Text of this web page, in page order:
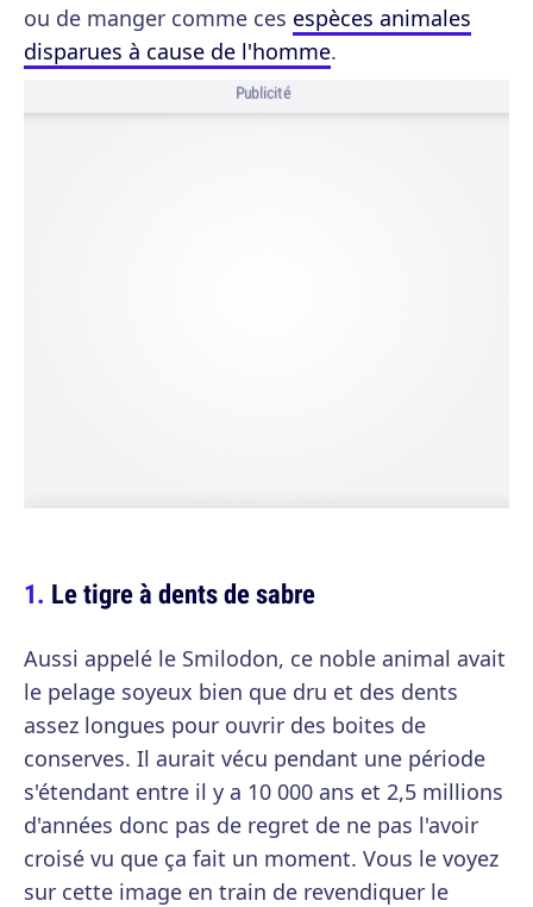
ou de manger comme ces espèces animales
disparues à cause de l'homme.
Publicité
Le tigre à dents de sabre
Aussi appelé le Smilodon, ce noble animal avait
le pelage soyeux bien que dru et des dents
assez longues pour ouvrir des boites de
conserves. Il aurait vécu pendant une période
s'étendant entre il y a 10 000 ans et 2,5 millions
d'années donc pas de regret de ne pas l'avoir
croisé vu que ça fait un moment. Vous le voyez
sur cette image en train de revendiquer le